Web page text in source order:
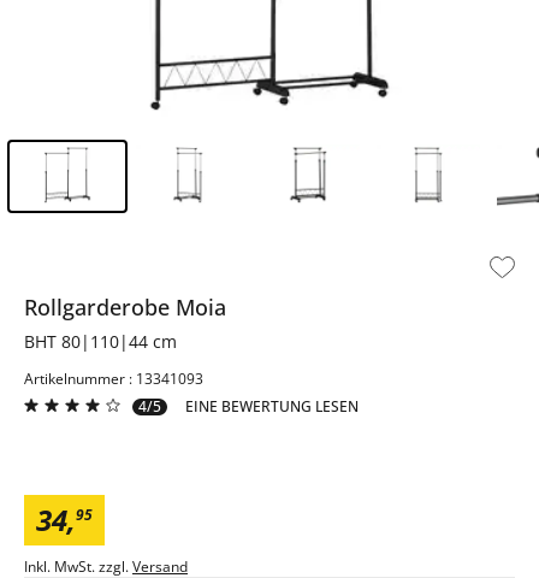
Rollgarderobe Moia
BHT 80|110|44 cm
Artikelnummer : 13341093
4/5
EINE BEWERTUNG LESEN
34,95
Inkl. MwSt. zzgl.Versand